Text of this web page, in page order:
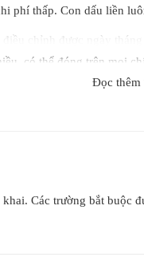
phí thấp. Con dấu liền
chỉnh được ngày
có thể đóng trên mọi
Đọc thêm
khai. Các trường bắt buộc